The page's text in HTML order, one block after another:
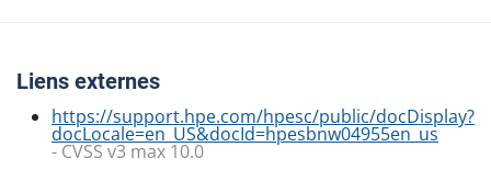
Liens externes
https://support.hpe.com/hpesc/public/docDisplay?
docLocale=en_US&docId=hpesbnw04955en_us
- CVSS v3 max 10.0